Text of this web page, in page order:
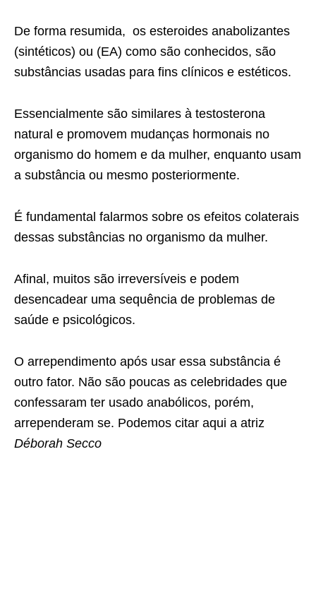
De forma resumida, os esteroides anabolizantes
(sintéticos) ou (EA) como são conhecidos, são
substâncias usadas para fins clínicos e estéticos.
Essencialmente são similares à testosterona
natural e promovem mudanças hormonais no
organismo do homem e da mulher, enquanto usam
a substância ou mesmo posteriormente.
É fundamental falarmos sobre os efeitos colaterais
dessas substâncias no organismo da mulher.
Afinal, muitos são irreversíveis e podem
desencadear uma sequência de problemas de
saúde e psicológicos.
O arrependimento após usar essa substância é
outro fator. Não são poucas as celebridades que
confessaram ter usado anabólicos, porém,
arrependeram se. Podemos citar aqui a atriz
Déborah Secco